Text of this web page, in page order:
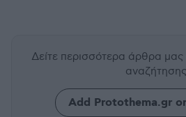
Δείτε περισσότερα άρθρα μας
αναζήτησης
Add Protothema.gr